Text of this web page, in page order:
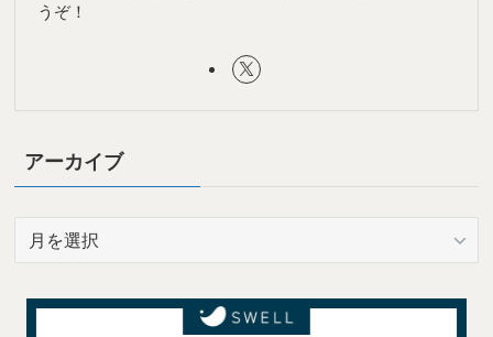
うぞ！
アーカイブ